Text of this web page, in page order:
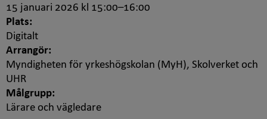
15 januari 2026 kl 15:00–16:00
Plats:
Digitalt
Arrangör:
Myndigheten för yrkeshögskolan (MyH), Skolverket och
UHR
Målgrupp:
Lärare och vägledare